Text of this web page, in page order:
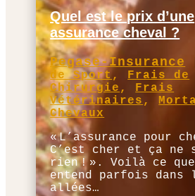
Quel est le prix d’une
assurance cheval ?
Pegase-Insurance
de Sport, Frais de
Chirurgie , Frais
Vétérinaires ,
Chevaux
« L’assurance pour
C’est cher et ça ne
rien ! ». Voilà ce
entend parfois dans
allées…